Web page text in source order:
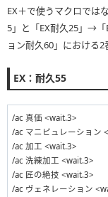
EX＋で使うマクロでは
5」と「EX耐久25」→
ョン耐久60」における2
EX：耐久55
/ac 真価 <wait.3>
/ac マニピュレーション
/ac 加工 <wait.3>
/ac 洗練加工 <wait.3>
/ac 匠の絶技 <wait.3>
/ac ヴェネレーション